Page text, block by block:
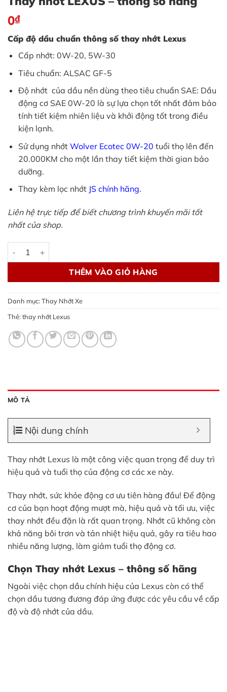
0₫
Cấp độ dầu chuẩn thông số thay nhớt Lexus
Cấp nhớt: 0W-20, 5W-30
Tiêu chuẩn: ALSAC GF-5
Độ nhớt của dầu nền dùng theo tiêu chuẩn SAE: Dầu
động cơ SAE 0W-20 là sự lựa chọn tốt nhất đảm bảo
tính tiết kiệm nhiên liệu và khởi động tốt trong điều
kiện lạnh.
Sử dụng nhớt Wolver Ecotec 0W-20 tuổi thọ lên đến
20.000KM cho một lần thay tiết kiệm thời gian bảo
dưỡng.
Thay kèm lọc nhớt JS chính hãng.
Liên hệ trực tiếp để biết chương trình khuyến mãi tốt
nhất của shop.
Thay nhớt LEXUS - thông số hãng số lượng
THÊM VÀO GIỎ HÀNG
Danh mục: Thay Nhớt Xe
Thẻ: thay nhớt Lexus
MÔ TẢ
Nội dung chính
Thay nhớt Lexus là một công việc quan trọng để duy trì
hiệu quả và tuổi thọ của động cơ các xe này.
Thay nhớt, sức khỏe động cơ ưu tiên hàng đầu! Để động
cơ của bạn hoạt động mượt mà, hiệu quả và tối ưu, việc
thay nhớt đều đặn là rất quan trọng. Nhớt cũ không còn
khả năng bôi trơn và tản nhiệt hiệu quả, gây ra tiêu hao
nhiều năng lượng, làm giảm tuổi thọ động cơ.
Chọn Thay nhớt Lexus – thông số hãng
Ngoài việc chọn dầu chính hiệu của Lexus còn có thể
chọn dầu tương đương đáp ứng được các yêu cầu về cấp
độ và độ nhớt của dầu.